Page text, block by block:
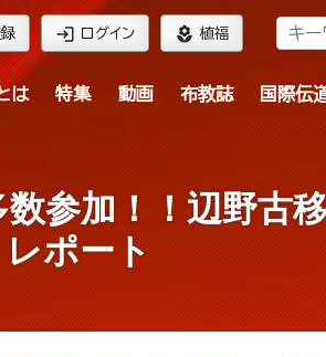
login ログイン local_florist 植福
は 特集 動画 布教誌 国際伝
参加！！辺野古
レポート